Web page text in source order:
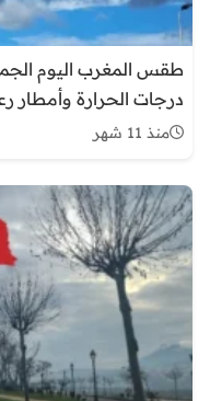
درجات الحرارة وأمطار
منذ 11 شهر